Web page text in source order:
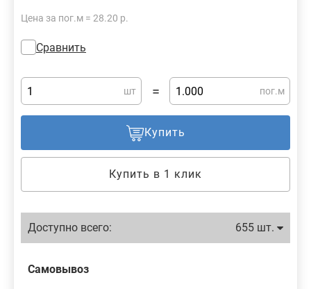
Цена за пог.м = 28.20 р.
Сравнить
шт = пог.м
Купить
Купить в 1 клик
Доступно всего: 655 шт.
Самовывоз